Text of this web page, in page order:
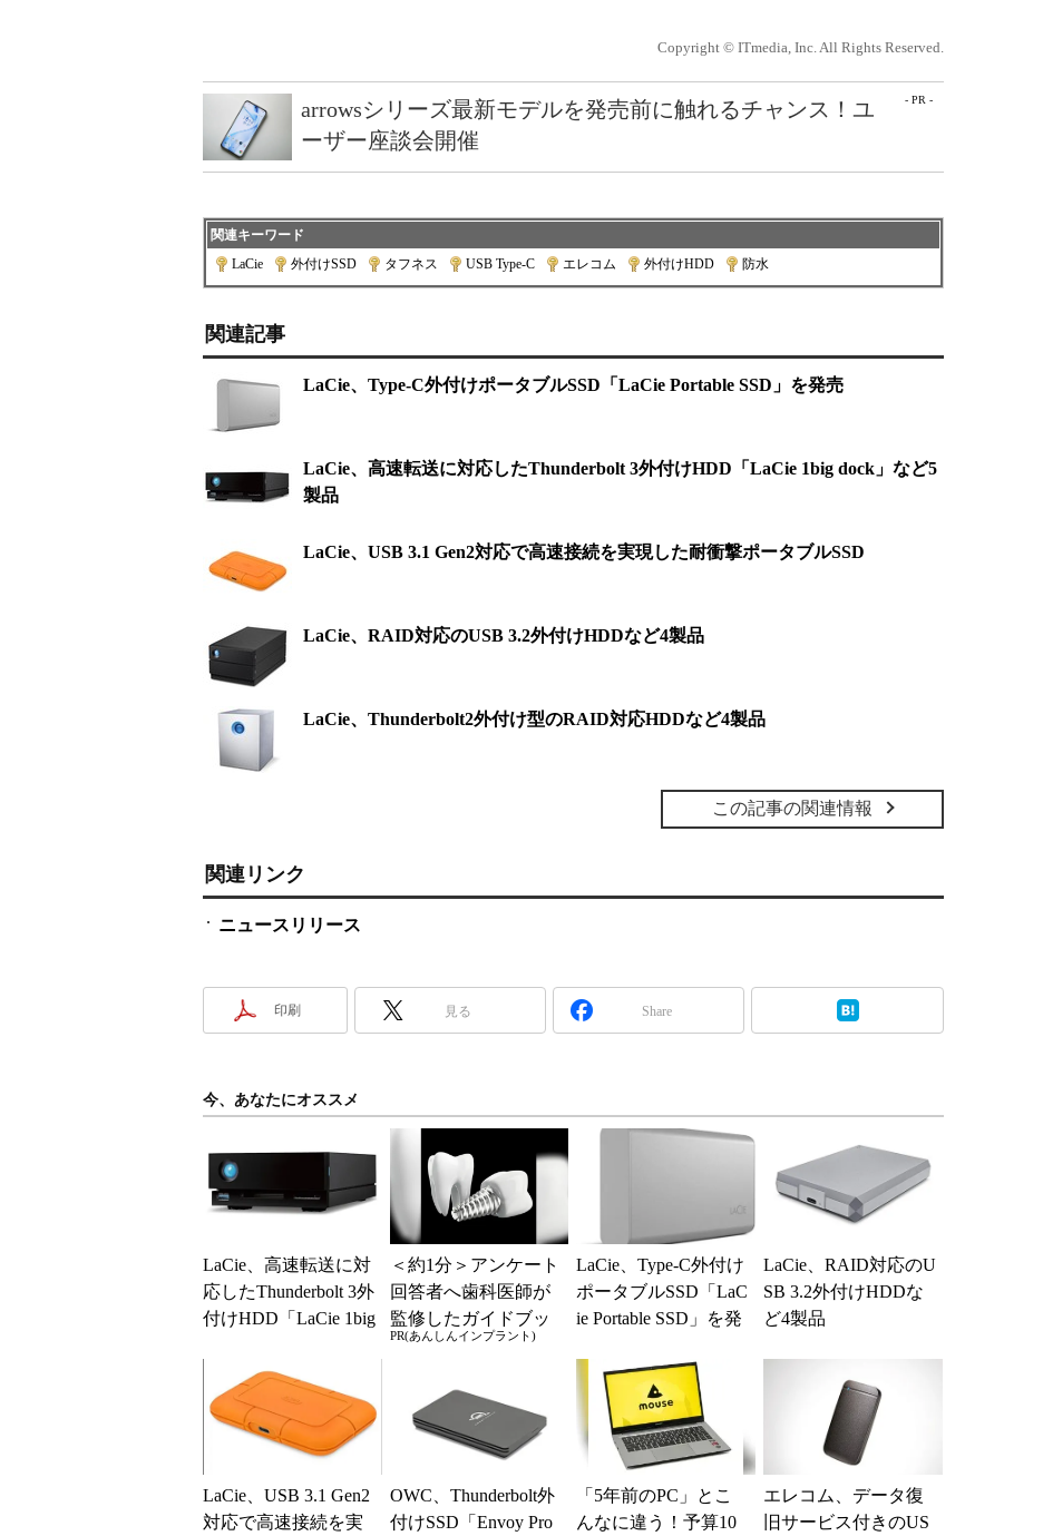
Copyright © ITmedia, Inc. All Rights Reserved.
- PR -
arrowsシリーズ最新モデルを発売前に触れるチャンス！ユ
ーザー座談会開催
関連キーワード
LaCie
外付けSSD タフネス USB Type-C エレコム 外付けHDD 防水
関連記事
LaCie、Type-C外付けポータブルSSD「LaCie Portable SSD」を発売
LaCie、高速転送に対応したThunderbolt 3外付けHDD「LaCie 1big dock」など5
製品
LaCie、USB 3.1 Gen2対応で高速接続を実現した耐衝撃ポータブルSSD
LaCie、RAID対応のUSB 3.2外付けHDDなど4製品
LaCie、Thunderbolt2外付け型のRAID対応HDDなど4製品
この記事の関連情報
関連リンク
ニュースリリース
印刷 見る Share
今、あなたにオススメ
LaCie、高速転送に対
応したThunderbolt 3外
付けHDD「LaCie 1big
＜約1分＞アンケート
回答者へ歯科医師が
監修したガイドブッ
クをプレゼント。65
てみて
PR(あんしんインプラント)
LaCie、Type-C外付け
ポータブルSSD「LaC
ie Portable SSD」を発
LaCie、RAID対応のU
SB 3.2外付けHDDな
ど4製品
LaCie、USB 3.1 Gen2
対応で高速接続を実
OWC、Thunderbolt外
付けSSD「Envoy Pro
「5年前のPC」とこ
んなに違う！予算10
エレコム、データ復
旧サービス付きのUS